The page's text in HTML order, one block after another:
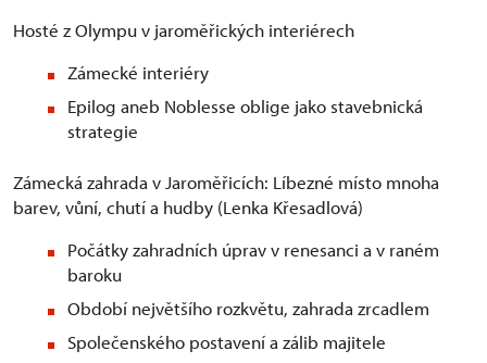
Hosté z Olympu v jaroměřických interiérech
Zámecké interiéry
Epilog aneb Noblesse oblige jako stavebnická
strategie
Zámecká zahrada v Jaroměřicích: Líbezné místo mnoha
barev, vůní, chutí a hudby (Lenka Křesadlová)
Počátky zahradních úprav v renesanci a v raném
baroku
Období největšího rozkvětu, zahrada zrcadlem
Společenského postavení a zálib majitele